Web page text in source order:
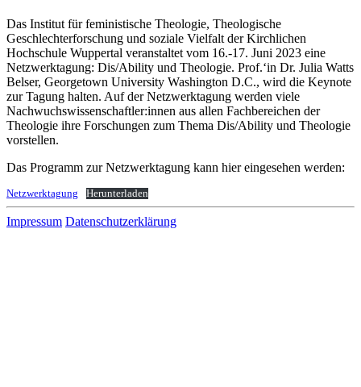
Das Institut für feministische Theologie, Theologische
Geschlechterforschung und soziale Vielfalt der Kirchlichen
Hochschule Wuppertal veranstaltet vom 16.-17. Juni 2023 eine
Netzwerktagung: Dis/Ability und Theologie. Prof.‘in Dr. Julia Watts
Belser, Georgetown University Washington D.C., wird die Keynote
zur Tagung halten. Auf der Netzwerktagung werden viele
Nachwuchswissenschaftler:innen aus allen Fachbereichen der
Theologie ihre Forschungen zum Thema Dis/Ability und Theologie
vorstellen.
Das Programm zur Netzwerktagung kann hier eingesehen werden:
Netzwerktagung Herunterladen
Impressum Datenschutzerklärung